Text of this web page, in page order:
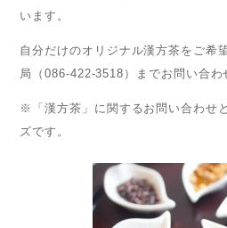
います。
自分だけのオリジナル漢方茶をご希
局（086-422-3518）までお問い合わ
※「漢方茶」に関するお問い合わせ
ズです。